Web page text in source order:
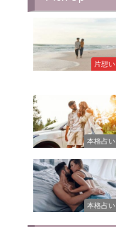
片想い
本格占い
本格占い